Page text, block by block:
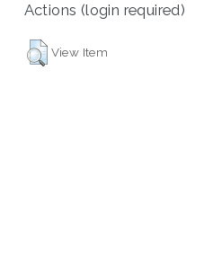
Actions (login required)
View Item